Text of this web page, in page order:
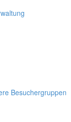
Besuchergruppen